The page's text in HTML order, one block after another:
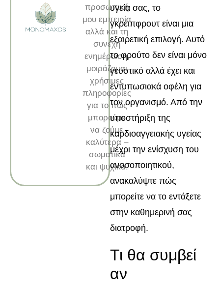
προσωπική
μου εμπειρία
αλλά και τη
συνεχή
ενημέρωση,
μοιράζομαι
χρήσιμες
πληροφορίες
για το πώς
μπορούμε
να ζούμε
καλύτερα –
σωματικά
και ψυχικά.
υγεία σας, το
γκρέιπφρουτ είναι μια
εξαιρετική επιλογή. Αυτό
το φρούτο δεν είναι μόνο
γευστικό αλλά έχει και
εντυπωσιακά οφέλη για
τον οργανισμό. Από την
υποστήριξη της
καρδιοαγγειακής υγείας
μέχρι την ενίσχυση του
ανοσοποιητικού,
ανακαλύψτε πώς
μπορείτε να το εντάξετε
στην καθημερινή σας
διατροφή.
Τι θα συμβεί
αν